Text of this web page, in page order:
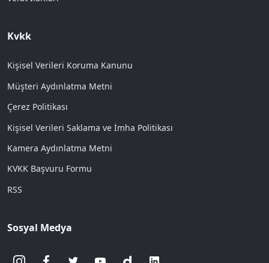
Kvkk
Kişisel Verileri Koruma Kanunu
Müşteri Aydınlatma Metni
Çerez Politikası
Kişisel Verileri Saklama ve İmha Politikası
Kamera Aydınlatma Metni
KVKK Başvuru Formu
RSS
Sosyal Medya